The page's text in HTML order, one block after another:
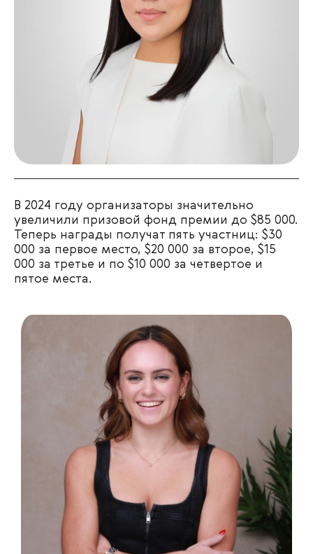
В 2024 году организаторы значительно
увеличили призовой фонд премии до $85 000.
Теперь награды получат пять участниц: $30
000 за первое место, $20 000 за второе, $15
000 за третье и по $10 000 за четвертое и
пятое места.